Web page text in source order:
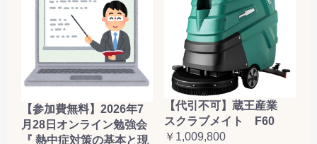
【参加費無料】2026年7
月28日オンライン勉強会
『 熱中症対策の基本と現
【代引不可】蔵王産業
スクラブメイト F60
￥1,009,800